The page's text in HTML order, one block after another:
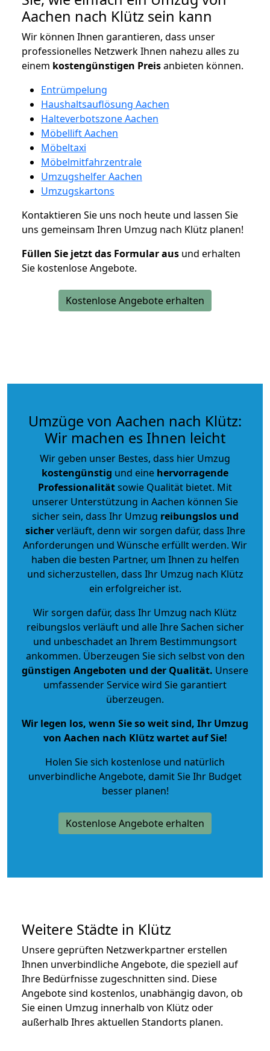
Aachen nach Klütz sein kann
Wir können Ihnen garantieren, dass unser
professionelles Netzwerk Ihnen nahezu alles zu
einem kostengünstigen Preisanbieten können.
Entrümpelung
Haushaltsauflösung Aachen
Halteverbotszone Aachen
Möbellift Aachen
Möbeltaxi
Möbelmitfahrzentrale
Umzugshelfer Aachen
Umzugskartons
Kontaktieren Sie uns noch heute und lassen Sie
uns gemeinsam Ihren Umzug nach Klütz planen!
Füllen Sie jetzt das Formular aus und erhalten
Sie kostenlose Angebote.
Kostenlose Angebote erhalten
Umzüge von Aachen nach Klütz:
Wir machen es Ihnen leicht
Wir geben unser Bestes, dass hier Umzug
kostengünstig und eine hervorragende
Professionalitätsowie Qualität bietet. Mit
unserer Unterstützung in Aachen können Sie
sicher sein, dass Ihr Umzug reibungslos und
sicherverläuft, denn wir sorgen dafür, dass Ihre
Anforderungen und Wünsche erfüllt werden. Wir
haben die besten Partner, um Ihnen zu helfen
und sicherzustellen, dass Ihr Umzug nach Klütz
ein erfolgreicher ist.
Wir sorgen dafür, dass Ihr Umzug nach Klütz
reibungslos verläuft und alle Ihre Sachen sicher
und unbeschadet an Ihrem Bestimmungsort
ankommen. Überzeugen Sie sich selbst von den
günstigen Angeboten und der Qualität. Unsere
umfassender Service wird Sie garantiert
überzeugen.
Wir legen los, wenn Sie so weit sind, Ihr Umzug
von Aachen nach Klütz wartet auf Sie!
Holen Sie sich kostenlose und natürlich
unverbindliche Angebote, damit Sie Ihr Budget
besser planen!
Kostenlose Angebote erhalten
Weitere Städte in Klütz
Unsere geprüften Netzwerkpartner erstellen
Ihnen unverbindliche Angebote, die speziell auf
Ihre Bedürfnisse zugeschnitten sind. Diese
Angebote sind kostenlos, unabhängig davon, ob
Sie einen Umzug innerhalb von Klütz oder
außerhalb Ihres aktuellen Standorts planen.